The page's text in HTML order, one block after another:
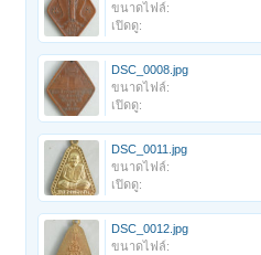
ขนาดไฟล์:
เปิดดู:
DSC_0008.jpg
ขนาดไฟล์:
เปิดดู:
DSC_0011.jpg
ขนาดไฟล์:
เปิดดู:
DSC_0012.jpg
ขนาดไฟล์: